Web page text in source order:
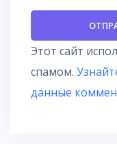
Этот сайт
спамом.
данные